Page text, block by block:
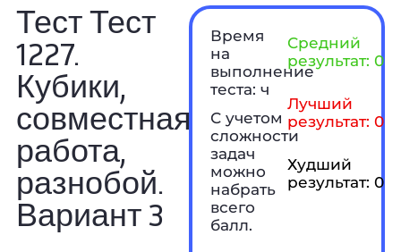
Тест Тест
1227.
Кубики,
совместная
работа,
разнобой.
Вариант 3
Время
на
выполнение
теста: ч
С учетом
сложности
задач
можно
набрать
всего
балл.
Средний
результат: 0
Лучший
результат: 0
Худший
результат: 0